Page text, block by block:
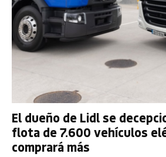
El dueño de Lidl se
flota de 7.600 vehículos
comprará más